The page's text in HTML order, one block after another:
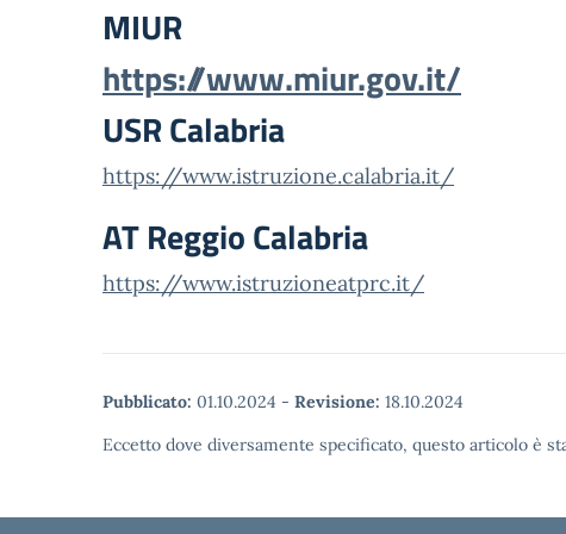
MIUR
https://www.miur.gov.it/
USR Calabria
https://www.istruzione.calabria.it/
AT Reggio Calabria
https://www.istruzioneatprc.it/
Pubblicato: 01.10.2024 - Revisione: 18.10.2024
Eccetto dove diversamente specificato, questo articolo è